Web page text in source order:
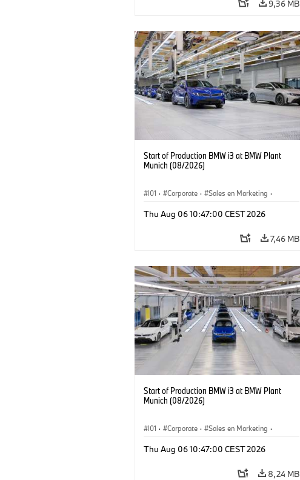
9,36 MB
Start of Production BMW i3 at BMW Plant
Munich (08/2026)
I01 · Corporate · Sales en Marketing ·
Thu Aug 06 10:47:00 CEST 2026
7,46 MB
Start of Production BMW i3 at BMW Plant
Munich (08/2026)
I01 · Corporate · Sales en Marketing ·
Thu Aug 06 10:47:00 CEST 2026
8,24 MB